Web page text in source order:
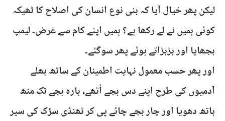
لیکن پھر خیال آیا کہ بنی نوع انسان کی اصلاح کا ٹھیکہ
کوئی ہمیں نے لے رکھا ہے؟ ہمیں اپنے کام سے غرض۔ لیمپ
بجھایا اور بڑبڑاتے ہوئے پھر سوگئے۔
اور پھر حسب معمول نہایت اطمینان کے ساتھ بھلے
آدمیوں کی طرح اپنے دس بجے اُٹھے، بارہ بجے تک منھ
ہاتھ دھویا اور چار بجے چائے پی کر ٹھنڈی سڑک کی سیر